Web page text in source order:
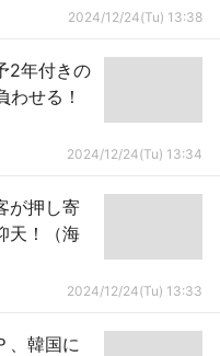
2024/12/24(Tu) 13:38
2年付きの
せる！
2024/12/24(Tu) 13:34
が押し寄
天！（海
2024/12/24(Tu) 13:33
、韓国に